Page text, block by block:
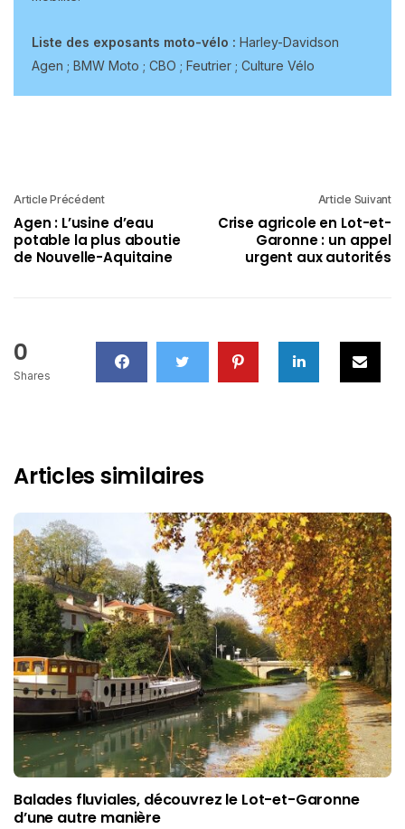
Liste des exposants moto-vélo : Harley-Davidson
Agen ; BMW Moto ; CBO ; Feutrier ; Culture Vélo
Article Précédent
Agen : L’usine d’eau
potable la plus aboutie
de Nouvelle-Aquitaine
Article Suivant
Crise agricole en Lot-et-
Garonne : un appel
urgent aux autorités
0
Shares
Articles similaires
Balades fluviales, découvrez le Lot-et-Garonne
d’une autre manière